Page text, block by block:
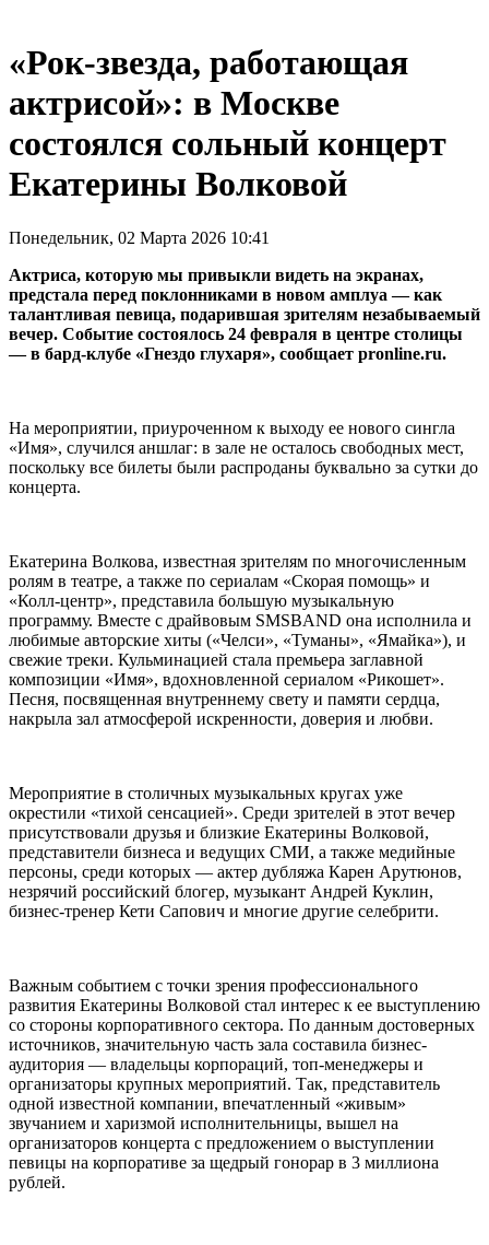
«Рок-звезда, работающая
актрисой»: в Москве
состоялся сольный концерт
Екатерины Волковой
Понедельник, 02 Марта 2026 10:41
Актриса, которую мы привыкли видеть на экранах,
предстала перед поклонниками в новом амплуа — как
талантливая певица, подарившая зрителям незабываемый
вечер. Событие состоялось 24 февраля в центре столицы
— в бард-клубе «Гнездо глухаря», сообщает pronline.ru.
На мероприятии, приуроченном к выходу ее нового сингла
«Имя», случился аншлаг: в зале не осталось свободных мест,
поскольку все билеты были распроданы буквально за сутки до
концерта.
Екатерина Волкова, известная зрителям по многочисленным
ролям в театре, а также по сериалам «Скорая помощь» и
«Колл-центр», представила большую музыкальную
программу. Вместе с драйвовым SMSBAND она исполнила и
любимые авторские хиты («Челси», «Туманы», «Ямайка»), и
свежие треки. Кульминацией стала премьера заглавной
композиции «Имя», вдохновленной сериалом «Рикошет».
Песня, посвященная внутреннему свету и памяти сердца,
накрыла зал атмосферой искренности, доверия и любви.
Мероприятие в столичных музыкальных кругах уже
окрестили «тихой сенсацией». Среди зрителей в этот вечер
присутствовали друзья и близкие Екатерины Волковой,
представители бизнеса и ведущих СМИ, а также медийные
персоны, среди которых — актер дубляжа Карен Арутюнов,
незрячий российский блогер, музыкант Андрей Куклин,
бизнес-тренер Кети Сапович и многие другие селебрити.
Важным событием с точки зрения профессионального
развития Екатерины Волковой стал интерес к ее выступлению
со стороны корпоративного сектора. По данным достоверных
источников, значительную часть зала составила бизнес-
аудитория — владельцы корпораций, топ-менеджеры и
организаторы крупных мероприятий. Так, представитель
одной известной компании, впечатленный «живым»
звучанием и харизмой исполнительницы, вышел на
организаторов концерта с предложением о выступлении
певицы на корпоративе за щедрый гонорар в 3 миллиона
рублей.